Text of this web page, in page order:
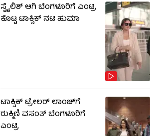
ಸ್ಟೈಲಿಶ್ ಆಗಿ ಬೆಂಗಳೂರಿಗೆ ಎಂಟ್ರಿ
ಕೊಟ್ಟ ಟಾಕ್ಸಿಕ್ ನಟಿ ಹುಮಾ
ಟಾಕ್ಸಿಕ್ ಟ್ರೇಲರ್ ಲಾಂಚ್​​​ಗೆ
ರುಕ್ಮಿಣಿ ವಸಂತ್ ಬೆಂಗಳೂರಿಗೆ
ಎಂಟ್ರಿ